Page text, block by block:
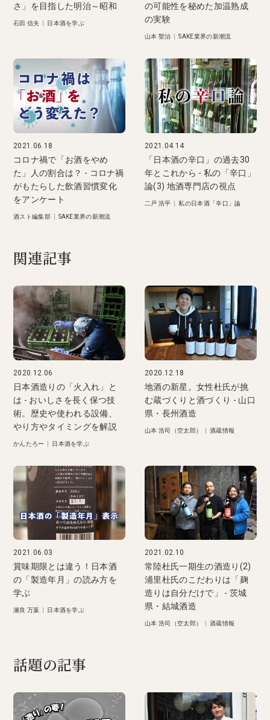
さ」を目指した明治～昭和
石田 信夫 日本酒を学ぶ
の可能性を秘めた加温熟成
の実験
山本 聖治 |SAKE業界の新潮流
2021.06.18
コロナ禍で「お酒をやめ
た」人の割合は？ - コロナ禍
がもたらした飲酒習慣変化
をアンケート
酒スト編集部| SAKE業界の新潮流
2021.04.14
「日本酒の辛口」の過去30
年とこれから - 私の「辛口」
論(3) 地酒専門店の視点
二戸 浩平 |私の日本酒「辛口」論
関連記事
2020.12.06
日本酒造りの「火入れ」と
は - おいしさを長く保つ技
術。歴史や使われる設備、
やり方やタイミングを解説
かんたろー 日本酒を学ぶ
2020.12.18
地酒の新星。女性杜氏が挑
む蔵づくりと酒づくり - 山口
県・長州酒造
山本 浩司（空太郎） 酒蔵情報
2021.06.03
賞味期限とは違う！日本酒
の「製造年月」の読み方を
学ぶ
瀬良 万葉 日本酒を学ぶ
2021.02.10
常陸杜氏一期生の酒造り(2)
浦里杜氏のこだわりは「麹
造りは自分だけで」 - 茨城
県・結城酒造
山本 浩司（空太郎） 酒蔵情報
話題の記事